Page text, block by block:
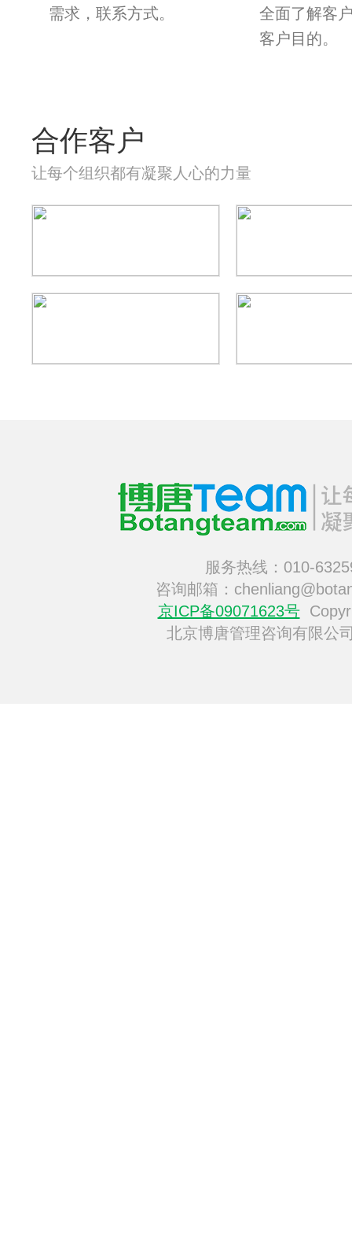
需求，联系方式。
全面了解客
客户目的。
合作客户
让每个组织都有凝聚人心的力量
服务热线：010-
咨询邮箱：
京ICP备09071623号
北京博唐管理咨询有限公